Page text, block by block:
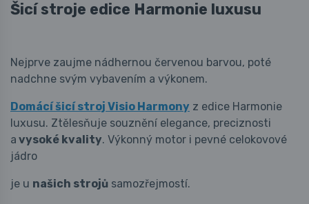
Šicí stroje edice Harmonie luxusu
Nejprve zaujme nádhernou červenou barvou, poté
nadchne svým vybavením a výkonem.
Domácí šicí stroj Visio Harmony z edice Harmonie
luxusu. Ztělesňuje souznění elegance, preciznosti
a vysoké kvality. Výkonný motor i pevné celokovové
jádro
je u našich strojů samozřejmostí.